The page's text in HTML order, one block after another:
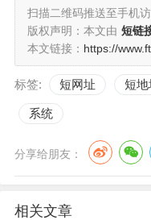
扫描二维码推送至手机访
版权声明：本文由 短链
本文链接： https://
标签: 短网址 短地
系统
分享给朋友：
相关文章